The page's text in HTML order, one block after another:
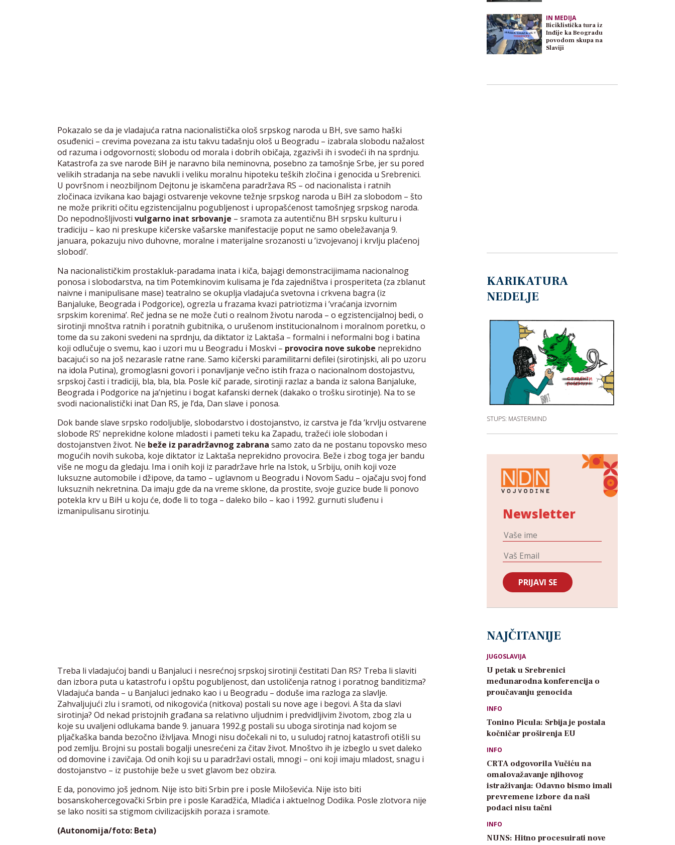
Pokazalo se da je vladajuća ratna nacionalistička ološ srpskog naroda u BH, sve samo haški
osuđenici – crevima povezana za istu takvu tadašnju ološ u Beogradu – izabrala slobodu nažalost
od razuma i odgovornosti; slobodu od morala i dobrih običaja, zgazivši ih i svodeći ih na sprdnju.
Katastrofa za sve narode BiH je naravno bila neminovna, posebno za tamošnje Srbe, jer su pored
velikih stradanja na sebe navukli i veliku moralnu hipoteku teških zločina i genocida u Srebrenici.
U površnom i neozbiljnom Dejtonu je iskamčena paradržava RS – od nacionalista i ratnih
zločinaca izvikana kao bajagi ostvarenje vekovne težnje srpskog naroda u BiH za slobodom – što
ne može prikriti očitu egzistencijalnu pogubljenost i upropašćenost tamošnjeg srpskog naroda.
Do nepodnošljivosti vulgarno inat srbovanje – sramota za autentičnu BH srpsku kulturu i
tradiciju – kao ni preskupe kičerske vašarske manifestacije poput ne samo obeležavanja 9.
januara, pokazuju nivo duhovne, moralne i materijalne srozanosti u ’izvojevanoj i krvlju plaćenoj
slobodi’.
Na nacionalističkim prostakluk-paradama inata i kiča, bajagi demonstracijimama nacionalnog
ponosa i slobodarstva, na tim Potemkinovim kulisama je l’da zajedništva i prosperiteta (za zblanut
naivne i manipulisane mase) teatralno se okuplja vladajuća svetovna i crkvena bagra (iz
Banjaluke, Beograda i Podgorice), ogrezla u frazama kvazi patriotizma i ’vraćanja izvornim
srpskim korenima’. Reč jedna se ne može čuti o realnom životu naroda – o egzistencijalnoj bedi, o
sirotinji mnoštva ratnih i poratnih gubitnika, o urušenom institucionalnom i moralnom poretku, o
tome da su zakoni svedeni na sprdnju, da diktator iz Laktaša – formalni i neformalni bog i batina
koji odlučuje o svemu, kao i uzori mu u Beogradu i Moskvi – provocira nove sukobe neprekidno
bacajući so na još nezarasle ratne rane. Samo kičerski paramilitarni defilei (sirotinjski, ali po uzoru
na idola Putina), gromoglasni govori i ponavljanje večno istih fraza o nacionalnom dostojastvu,
srpskoj časti i tradiciji, bla, bla, bla. Posle kič parade, sirotinji razlaz a banda iz salona Banjaluke,
Beograda i Podgorice na ja’njetinu i bogat kafanski dernek (dakako o trošku sirotinje). Na to se
svodi nacionalistički inat Dan RS, je l’da, Dan slave i ponosa.
Dok bande slave srpsko rodoljublje, slobodarstvo i dostojanstvo, iz carstva je l’da ’krvlju ostvarene
slobode RS’ neprekidne kolone mladosti i pameti teku ka Zapadu, tražeći iole slobodan i
dostojanstven život. Ne beže iz paradržavnog zabrana samo zato da ne postanu topovsko meso
mogućih novih sukoba, koje diktator iz Laktaša neprekidno provocira. Beže i zbog toga jer bandu
više ne mogu da gledaju. Ima i onih koji iz paradržave hrle na Istok, u Srbiju, onih koji voze
luksuzne automobile i džipove, da tamo – uglavnom u Beogradu i Novom Sadu – ojačaju svoj fond
luksuznih nekretnina. Da imaju gde da na vreme sklone, da prostite, svoje guzice bude li ponovo
potekla krv u BiH u koju će, dođe li to toga – daleko bilo – kao i 1992. gurnuti sluđenu i
izmanipulisanu sirotinju.
Treba li vladajućoj bandi u Banjaluci i nesrećnoj srpskoj sirotinji čestitati Dan RS? Treba li slaviti
dan izbora puta u katastrofu i opštu pogubljenost, dan ustoličenja ratnog i poratnog banditizma?
Vladajuća banda – u Banjaluci jednako kao i u Beogradu – doduše ima razloga za slavlje.
Zahvaljujući zlu i sramoti, od nikogovića (nitkova) postali su nove age i begovi. A šta da slavi
sirotinja? Od nekad pristojnih građana sa relativno uljudnim i predvidljivim životom, zbog zla u
koje su uvaljeni odlukama bande 9. januara 1992.g postali su uboga sirotinja nad kojom se
pljačkaška banda bezočno iživljava. Mnogi nisu dočekali ni to, u suludoj ratnoj katastrofi otišli su
pod zemlju. Brojni su postali bogalji unesrećeni za čitav život. Mnoštvo ih je izbeglo u svet daleko
od domovine i zavičaja. Od onih koji su u paradržavi ostali, mnogi – oni koji imaju mladost, snagu i
dostojanstvo – iz pustohije beže u svet glavom bez obzira.
E da, ponovimo još jednom. Nije isto biti Srbin pre i posle Miloševića. Nije isto biti
bosanskohercegovački Srbin pre i posle Karadžića, Mladića i aktuelnog Dodika. Posle zlotvora nije
se lako nositi sa stigmom civilizacijskih poraza i sramote.
(Autonomija/foto: Beta)
IN MEDIJA
Biciklistička tura iz
Inđije ka Beogradu
povodom skupa na
Slaviji
KARIKATURA
NEDELJE
STUPS: MASTERMIND
Newsletter
NAJČITANIJE
JUGOSLAVIJA
U petak u Srebrenici
međunarodna konferencija o
proučavanju genocida
INFO
Tonino Picula: Srbija je postala
kočničar proširenja EU
INFO
CRTA odgovorila Vučiću na
omalovažavanje njihovog
istraživanja: Odavno bismo imali
prevremene izbore da naši
podaci nisu tačni
INFO
NUNS: Hitno procesuirati nove